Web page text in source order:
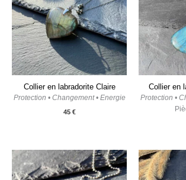
Collier en labradorite Claire
Protection • Changement • Energie
45 €
Collier en
Protection •